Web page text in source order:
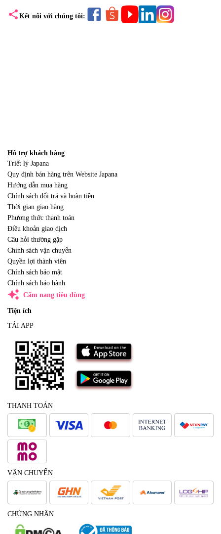
share Kết nối với chúng tôi:
Hỗ trợ khách hàng
Triết lý Japana
Quy định bán hàng trên Website Japana
Hướng dẫn mua hàng
Chính sách đổi trả và hoàn tiền
Thời gian giao hàng
Phương thức thanh toán
Điều khoản giao dịch
Câu hỏi thường gặp
Chính sách vận chuyển
Quyền lợi thành viên
Chính sách bảo mật
Chính sách bảo hành
auto_awesome Cẩm nang tiêu dùng
Tiện ích
TẢI APP
THANH TOÁN
VẬN CHUYỂN
CHỨNG NHẬN